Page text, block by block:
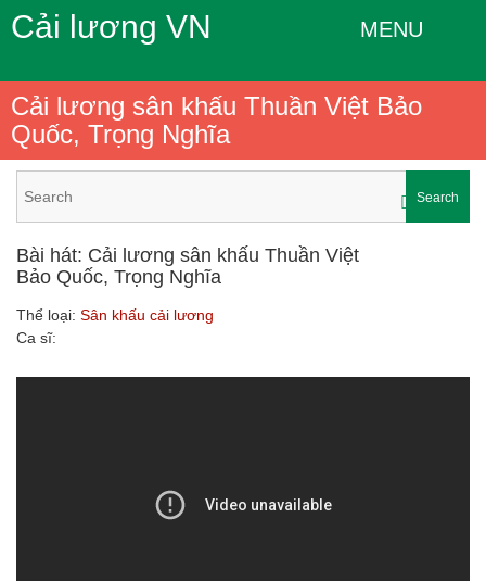
Cải lương VN MENU
Cải lương sân khấu Thuần Việt Bảo
Quốc, Trọng Nghĩa
Search
Bài hát: Cải lương sân khấu Thuần Việt
Bảo Quốc, Trọng Nghĩa
Thể loại: Sân khấu cải lương
Ca sĩ: